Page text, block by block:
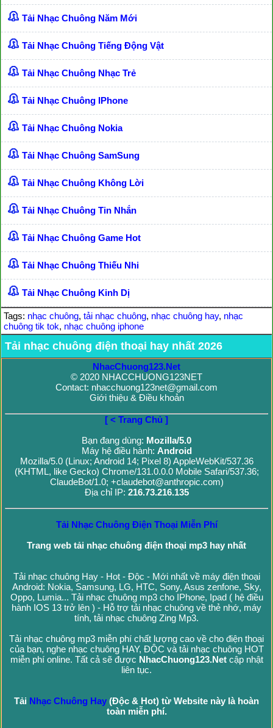
Tải Nhạc Chuông Năm Mới
Tải Nhạc Chuông Tiếng Động Vật
Tải Nhạc Chuông Nhạc Trẻ
Tải Nhạc Chuông IPhone
Tải Nhạc Chuông Nokia
Tải Nhạc Chuông SamSung
Tải Nhạc Chuông Không Lời
Tải Nhạc Chuông Tin Nhắn
Tải Nhạc Chuông Game Hot
Tải Nhạc Chuông Thiếu Nhi
Tải Nhạc Chuông Kinh Dị
Tags: nhạc chuông, tải nhạc chuông, nhạc chuông hay, nhạc
chuông tik tok, nhạc chuông iphone
Tải nhạc chuông điện thoại hay nhất 2026
NhacChuong123.Net
© 2020 NHACCHUONG123NET
Contact: nhacchuong123net@gmail.com
Giới thiệu & Điều khoản
[ < Trang Chủ ]
Bạn đang dùng: Mozilla/5.0
Máy hệ điều hành: Android
Mozilla/5.0 (Linux; Android 14; Pixel 8) AppleWebKit/537.36
(KHTML, like Gecko) Chrome/131.0.0.0 Mobile Safari/537.36;
ClaudeBot/1.0; +claudebot@anthropic.com)
Địa chỉ IP: 216.73.216.135
Tải Nhạc Chuông Điện Thoại Miễn Phí
Trang web tải nhạc chuông điện thoại mp3 hay nhất
Tải nhạc chuông Hay - Hot - Độc - Mới nhất về máy điện thoại
Android: Nokia, Samsung, LG, HTC, Sony, Asus zenfone, Sky,
Oppo, Lumia... Tải nhạc chuông mp3 cho IPhone, Ipad ( hệ điều
hành IOS 13 trở lên ) - Hỗ trợ tải nhạc chuông về thẻ nhớ, máy
tính, tải nhạc chuông Zing Mp3.
Tải nhạc chuông mp3 miễn phí chất lượng cao về cho điện thoại
của bạn, nghe nhạc chuông HAY, ĐỘC và tải nhạc chuông HOT
miễn phí online. Tất cả sẽ được NhacChuong123.Netcập nhật
liên tục.
Tải Nhạc Chuông Hay (Độc & Hot) từ Website này là hoàn
toàn miễn phí.